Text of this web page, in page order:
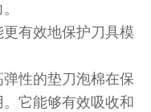
有效地保护刀具模
性的垫刀泡棉在保
它能够有效吸收和